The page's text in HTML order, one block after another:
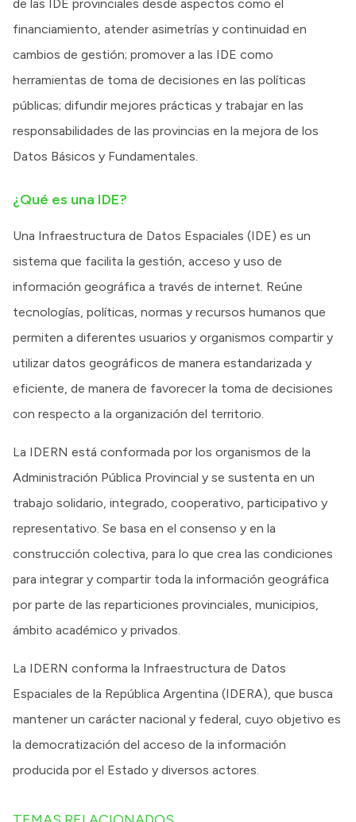
de las IDE provinciales desde aspectos como el
financiamiento, atender asimetrías y continuidad en
cambios de gestión; promover a las IDE como
herramientas de toma de decisiones en las políticas
públicas; difundir mejores prácticas y trabajar en las
responsabilidades de las provincias en la mejora de los
Datos Básicos y Fundamentales.
¿Qué es una IDE?
Una Infraestructura de Datos Espaciales (IDE) es un
sistema que facilita la gestión, acceso y uso de
información geográfica a través de internet. Reúne
tecnologías, políticas, normas y recursos humanos que
permiten a diferentes usuarios y organismos compartir y
utilizar datos geográficos de manera estandarizada y
eficiente, de manera de favorecer la toma de decisiones
con respecto a la organización del territorio.
La IDERN está conformada por los organismos de la
Administración Pública Provincial y se sustenta en un
trabajo solidario, integrado, cooperativo, participativo y
representativo. Se basa en el consenso y en la
construcción colectiva, para lo que crea las condiciones
para integrar y compartir toda la información geográfica
por parte de las reparticiones provinciales, municipios,
ámbito académico y privados.
La IDERN conforma la Infraestructura de Datos
Espaciales de la República Argentina (IDERA), que busca
mantener un carácter nacional y federal, cuyo objetivo es
la democratización del acceso de la información
producida por el Estado y diversos actores.